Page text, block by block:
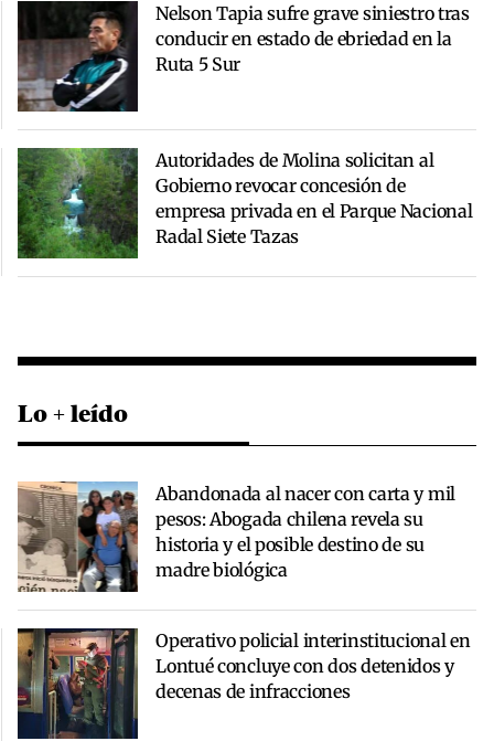
Nelson Tapia sufre grave siniestro tras
conducir en estado de ebriedad en la
Ruta 5 Sur
Autoridades de Molina solicitan al
Gobierno revocar concesión de
empresa privada en el Parque Nacional
Radal Siete Tazas
Lo + leído
Abandonada al nacer con carta y mil
pesos: Abogada chilena revela su
historia y el posible destino de su
madre biológica
Operativo policial interinstitucional en
Lontué concluye con dos detenidos y
decenas de infracciones